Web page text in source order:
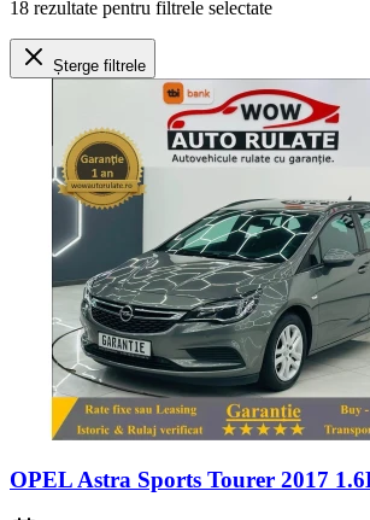
18 rezultate pentru filtrele selectate
Șterge filtrele
OPEL Astra Sports Tourer 2017